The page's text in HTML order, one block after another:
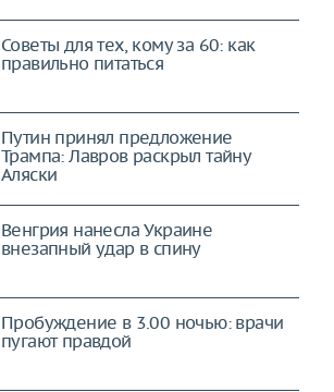
Советы для тех, кому за 60: как
правильно питаться
Путин принял предложение
Трампа: Лавров раскрыл тайну
Аляски
Венгрия нанесла Украине
внезапный удар в спину
Пробуждение в 3.00 ночью: врачи
пугают правдой